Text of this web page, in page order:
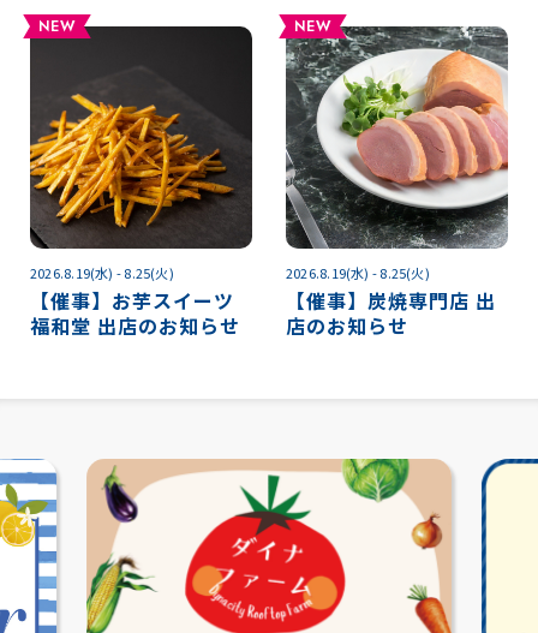
NEW
2026.8.19(水) - 8.25(火)
【催事】お芋スイーツ
福和堂 出店のお知らせ
NEW
2026.8.19(水) - 8.25(火)
【催事】炭焼専門店 出
店のお知らせ